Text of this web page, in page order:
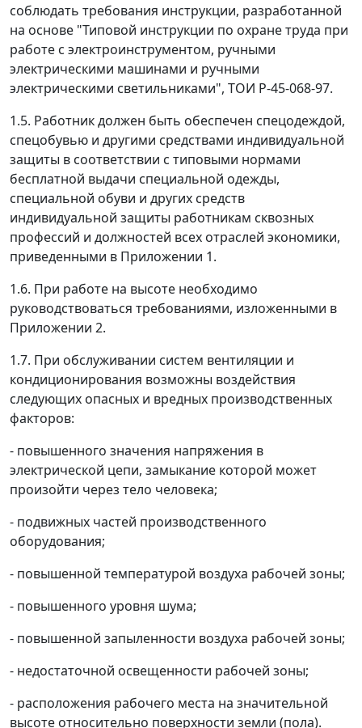
соблюдать требования инструкции, разработанной
на основе "Типовой инструкции по охране труда при
работе с электроинструментом, ручными
электрическими машинами и ручными
электрическими светильниками", ТОИ Р-45-068-97.
1.5. Работник должен быть обеспечен спецодеждой,
спецобувью и другими средствами индивидуальной
защиты в соответствии с типовыми нормами
бесплатной выдачи специальной одежды,
специальной обуви и других средств
индивидуальной защиты работникам сквозных
профессий и должностей всех отраслей экономики,
приведенными в Приложении 1.
1.6. При работе на высоте необходимо
руководствоваться требованиями, изложенными в
Приложении 2.
1.7. При обслуживании систем вентиляции и
кондиционирования возможны воздействия
следующих опасных и вредных производственных
факторов:
- повышенного значения напряжения в
электрической цепи, замыкание которой может
произойти через тело человека;
- подвижных частей производственного
оборудования;
- повышенной температурой воздуха рабочей зоны;
- повышенного уровня шума;
- повышенной запыленности воздуха рабочей зоны;
- недостаточной освещенности рабочей зоны;
- расположения рабочего места на значительной
высоте относительно поверхности земли (пола).